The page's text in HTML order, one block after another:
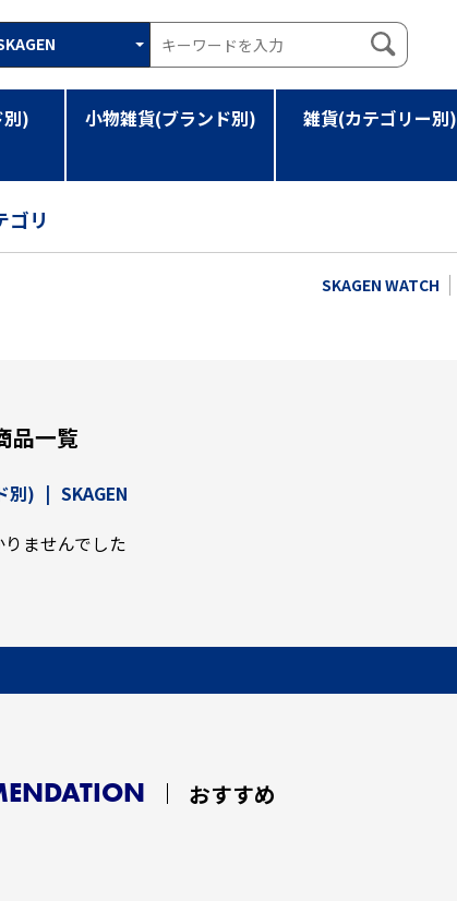
別) 小物雑貨(ブランド別) 雑貨(カテゴリー別)
ゴリ
SKAGEN WATCH
品一覧
別) | SKAGEN
ませんでした
おすすめ